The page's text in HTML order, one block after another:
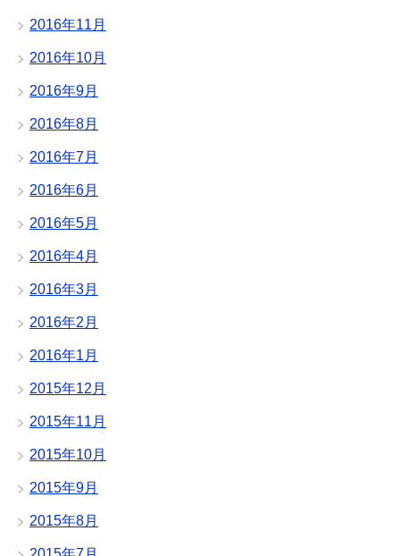
2016年11月
2016年10月
2016年9月
2016年8月
2016年7月
2016年6月
2016年5月
2016年4月
2016年3月
2016年2月
2016年1月
2015年12月
2015年11月
2015年10月
2015年9月
2015年8月